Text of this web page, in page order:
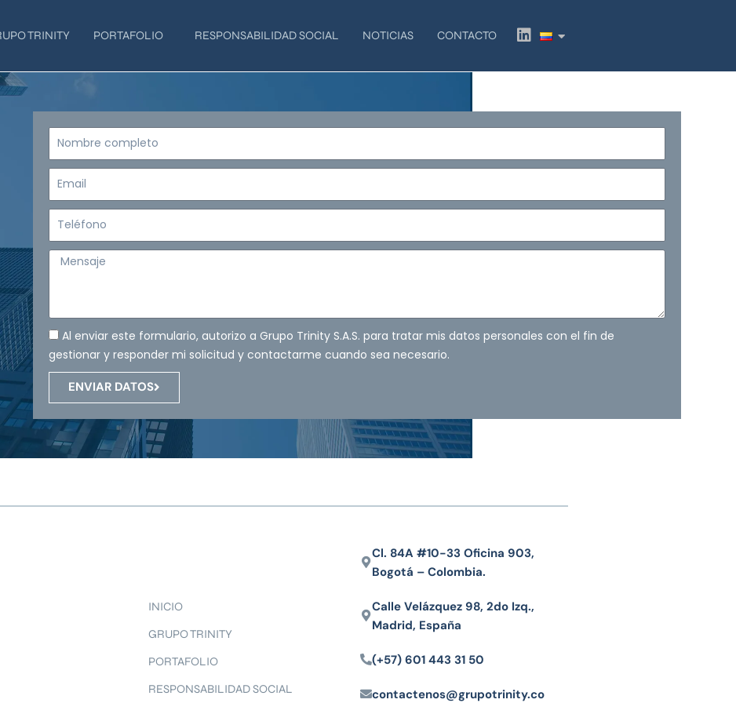
TRINITY PORTAFOLIO RESPONSABILIDAD SOCIAL NOTICIAS CONTACTO
L
i
k
Nombre
Email
Teléfono
Mensaje
Al enviar este formulario, autorizo a Grupo Trinity S.A.S. para tratar mis datos personales con el fin de
gestionar y responder mi solicitud y contactarme cuando sea necesario.
ENVIAR DATOS
INICIO
GRUPO TRINITY
PORTAFOLIO
RESPONSABILIDAD SOCIAL
Cl. 84A #10-33 Oficina 903,
Bogotá – Colombia.
Calle Velázquez 98, 2do Izq.,
Madrid, España
(+57) 601 443 31 50
contactenos@grupotrinity.co